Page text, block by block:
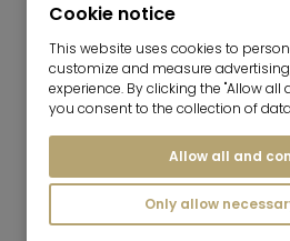
6
Fasanerie
Cookie notice
This website uses cookies to
customize and measure
experience. By clicking the "Allow
you consent to the collection of
Allow all and
Only allow